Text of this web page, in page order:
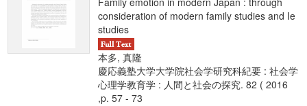
consideration of modern family studies and Ie
studies
本多, 真隆
慶応義塾大学大学院社会学研究科紀要 : 社会学
心理学教育学 : 人間と社会の探究. 82 ( 2016
,p. 57 - 73